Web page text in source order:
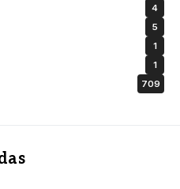
4
5
1
1
709